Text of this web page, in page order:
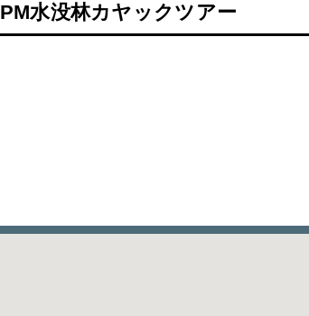
PM水没林カヤックツアー